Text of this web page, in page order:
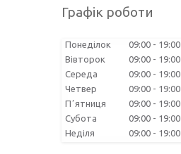
Графік роботи
Понеділок 09:00
19:00
Вівторок
09:00
19:00
Середа
09:00
19:00
Четвер
09:00
19:00
Пʼятниця
09:00
19:00
Субота
09:00
19:00
Неділя
09:00 19:00